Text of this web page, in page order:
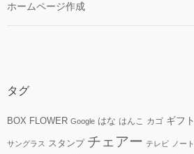
ホームページ作成
タグ
BOX FLOWER Google はな はんこ カゴ ギフト
サングラス スタンプ チェアー テレビ ノート